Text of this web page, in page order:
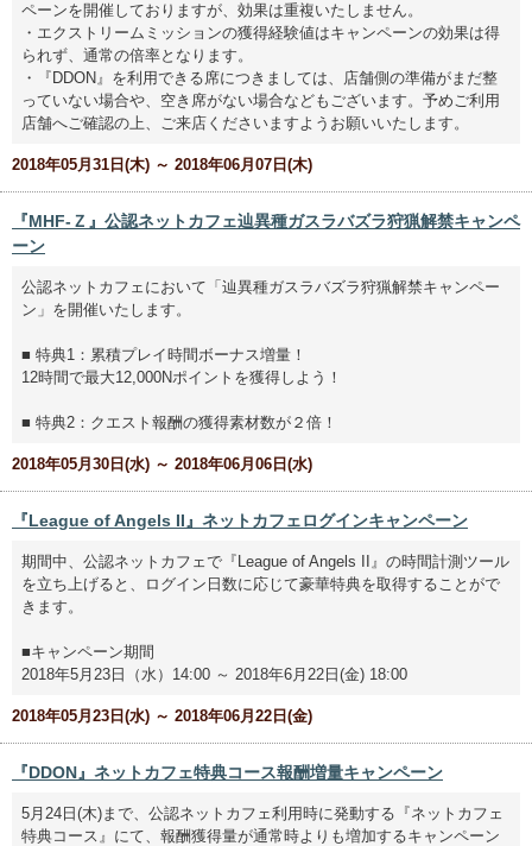
ペーンを開催しておりますが、効果は重複いたしません。
・エクストリームミッションの獲得経験値はキャンペーンの効果は得
られず、通常の倍率となります。
・『DDON』を利用できる席につきましては、店舗側の準備がまだ整
っていない場合や、空き席がない場合などもございます。予めご利用
店舗へご確認の上、ご来店くださいますようお願いいたします。
2018年05月31日(木) ～ 2018年06月07日(木)
『MHF-Ｚ』公認ネットカフェ辿異種ガスラバズラ狩猟解禁キャンペ
ーン
公認ネットカフェにおいて「辿異種ガスラバズラ狩猟解禁キャンペー
ン」を開催いたします。
■ 特典1：累積プレイ時間ボーナス増量！
12時間で最大12,000Nポイントを獲得しよう！
■ 特典2：クエスト報酬の獲得素材数が２倍！
2018年05月30日(水) ～ 2018年06月06日(水)
『League of Angels II』ネットカフェログインキャンペーン
期間中、公認ネットカフェで『League of Angels II』の時間計測ツール
を立ち上げると、ログイン日数に応じて豪華特典を取得することがで
きます。
■キャンペーン期間
2018年5月23日（水）14:00 ～ 2018年6月22日(金) 18:00
2018年05月23日(水) ～ 2018年06月22日(金)
『DDON』ネットカフェ特典コース報酬増量キャンペーン
5月24日(木)まで、公認ネットカフェ利用時に発動する『ネットカフェ
特典コース』にて、報酬獲得量が通常時よりも増加するキャンペーン